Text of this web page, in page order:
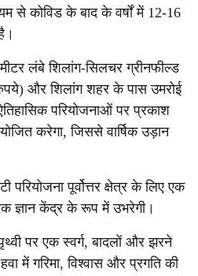
से कोविड के बाद के वर्षों में 12-16
लंबे शिलांग-सिलचर ग्रीनफील्ड
और शिलांग शहर के पास उमरोई
परियोजनाओं पर प्रकाश
करेगा, जिससे वार्षिक उड़ान
परियोजना पूर्वोत्तर क्षेत्र के लिए एक
ज्ञान केंद्र के रूप में उभरेगी।
पर एक स्वर्ग, बादलों और झरने
में गरिमा, विश्वास और प्रगति की